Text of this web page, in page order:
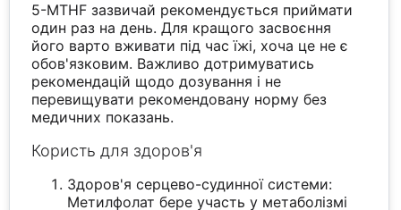
5-MTHF зазвичай рекомендується приймати
один раз на день. Для кращого засвоєння
його варто вживати під час їжі, хоча це не є
обов'язковим. Важливо дотримуватись
рекомендацій щодо дозування і не
перевищувати рекомендовану норму без
медичних показань.
Користь для здоров'я
Здоров'я серцево-судинної системи:
Метилфолат бере участь у метаболізмі